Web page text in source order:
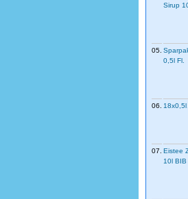
Sirup
05.
0,5l Fl.
06. 18x0,5l
07. Eistee
10l BIB